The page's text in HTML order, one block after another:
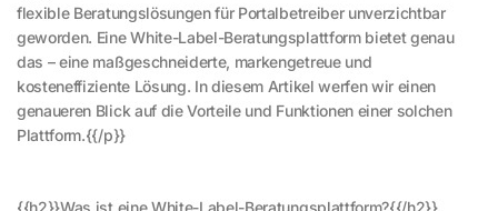
flexible Beratungslösungen für Portalbetreiber unverzichtbar
geworden. Eine White-Label-Beratungsplattform bietet genau
das – eine maßgeschneiderte, markengetreue und
kosteneffiziente Lösung. In diesem Artikel werfen wir einen
genaueren Blick auf die Vorteile und Funktionen einer solchen
Plattform.{{/p}}